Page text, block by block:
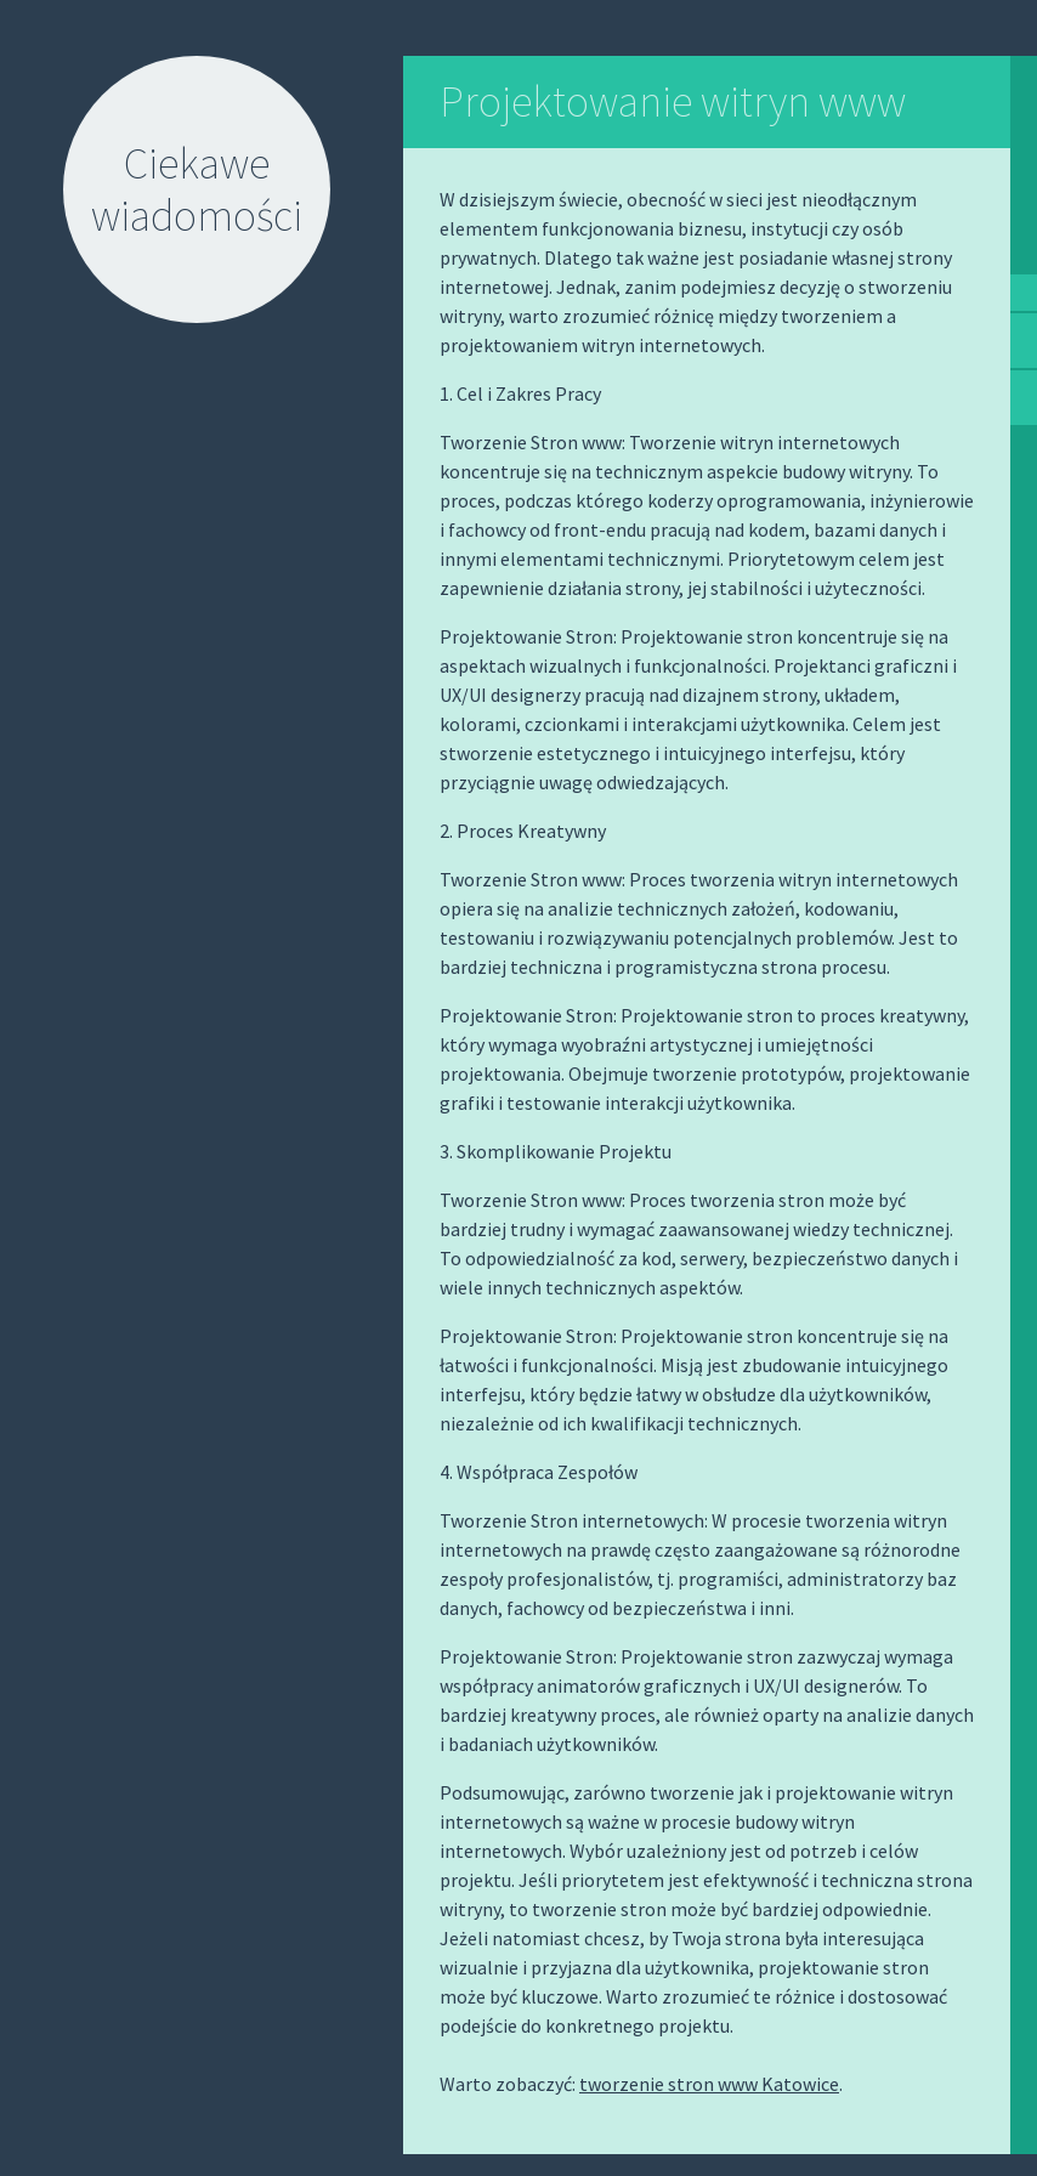
Ciekawe
wiadomości
Projektowanie witryn www
W dzisiejszym świecie, obecność w sieci jest nieodłącznym
elementem funkcjonowania biznesu, instytucji czy osób
prywatnych. Dlatego tak ważne jest posiadanie własnej strony
internetowej. Jednak, zanim podejmiesz decyzję o stworzeniu
witryny, warto zrozumieć różnicę między tworzeniem a
projektowaniem witryn internetowych.
1. Cel i Zakres Pracy
Tworzenie Stron www: Tworzenie witryn internetowych
koncentruje się na technicznym aspekcie budowy witryny. To
proces, podczas którego koderzy oprogramowania, inżynierowie
i fachowcy od front-endu pracują nad kodem, bazami danych i
innymi elementami technicznymi. Priorytetowym celem jest
zapewnienie działania strony, jej stabilności i użyteczności.
Projektowanie Stron: Projektowanie stron koncentruje się na
aspektach wizualnych i funkcjonalności. Projektanci graficzni i
UX/UI designerzy pracują nad dizajnem strony, układem,
kolorami, czcionkami i interakcjami użytkownika. Celem jest
stworzenie estetycznego i intuicyjnego interfejsu, który
przyciągnie uwagę odwiedzających.
2. Proces Kreatywny
Tworzenie Stron www: Proces tworzenia witryn internetowych
opiera się na analizie technicznych założeń, kodowaniu,
testowaniu i rozwiązywaniu potencjalnych problemów. Jest to
bardziej techniczna i programistyczna strona procesu.
Projektowanie Stron: Projektowanie stron to proces kreatywny,
który wymaga wyobraźni artystycznej i umiejętności
projektowania. Obejmuje tworzenie prototypów, projektowanie
grafiki i testowanie interakcji użytkownika.
3. Skomplikowanie Projektu
Tworzenie Stron www: Proces tworzenia stron może być
bardziej trudny i wymagać zaawansowanej wiedzy technicznej.
To odpowiedzialność za kod, serwery, bezpieczeństwo danych i
wiele innych technicznych aspektów.
Projektowanie Stron: Projektowanie stron koncentruje się na
łatwości i funkcjonalności. Misją jest zbudowanie intuicyjnego
interfejsu, który będzie łatwy w obsłudze dla użytkowników,
niezależnie od ich kwalifikacji technicznych.
4. Współpraca Zespołów
Tworzenie Stron internetowych: W procesie tworzenia witryn
internetowych na prawdę często zaangażowane są różnorodne
zespoły profesjonalistów, tj. programiści, administratorzy baz
danych, fachowcy od bezpieczeństwa i inni.
Projektowanie Stron: Projektowanie stron zazwyczaj wymaga
współpracy animatorów graficznych i UX/UI designerów. To
bardziej kreatywny proces, ale również oparty na analizie danych
i badaniach użytkowników.
Podsumowując, zarówno tworzenie jak i projektowanie witryn
internetowych są ważne w procesie budowy witryn
internetowych. Wybór uzależniony jest od potrzeb i celów
projektu. Jeśli priorytetem jest efektywność i techniczna strona
witryny, to tworzenie stron może być bardziej odpowiednie.
Jeżeli natomiast chcesz, by Twoja strona była interesująca
wizualnie i przyjazna dla użytkownika, projektowanie stron
może być kluczowe. Warto zrozumieć te różnice i dostosować
podejście do konkretnego projektu.
Warto zobaczyć: tworzenie stron www Katowice.